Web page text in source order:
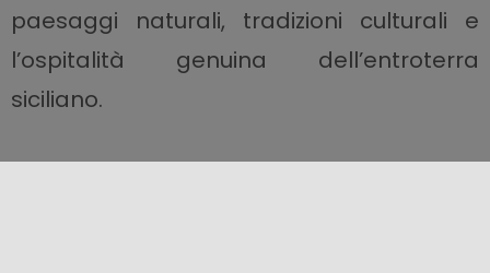
paesaggi naturali, tradizioni culturali e
l’ospitalità genuina dell’entroterra
siciliano.